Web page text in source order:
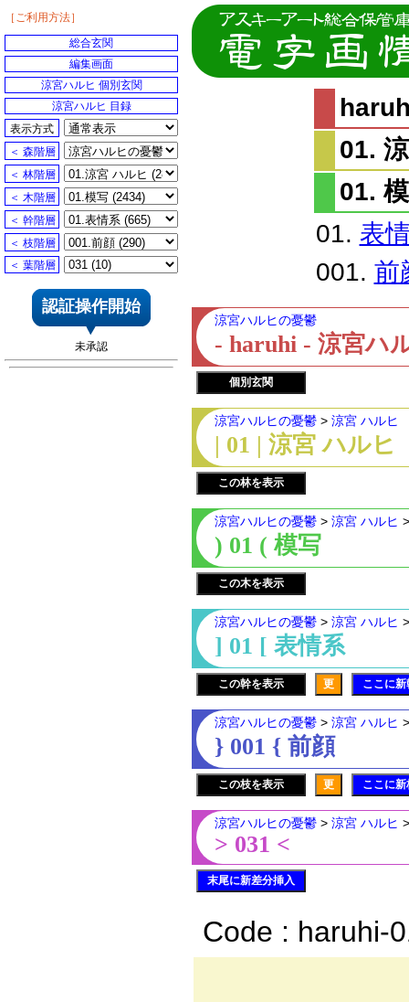
01.
01.
01. 表
001. 前
涼宮ハルヒの憂鬱
- haruhi - 涼宮ハ
個別玄関
涼宮ハルヒの憂鬱 > 涼宮 ハルヒ
| 01 | 涼宮 ハルヒ
この林を表示
涼宮ハルヒの憂鬱 > 涼宮 ハルヒ
) 01 ( 模写
この木を表示
涼宮ハルヒの憂鬱 > 涼宮 ハルヒ
] 01 [ 表情系
この幹を表示 更 ここに
涼宮ハルヒの憂鬱 > 涼宮 ハルヒ
} 001 { 前顔
この枝を表示 更 ここに
涼宮ハルヒの憂鬱 > 涼宮 ハルヒ
> 031 <
末尾に新差分挿入
Code : haruhi-
［ご利用方法］
総合玄関
編集画面
涼宮ハルヒ 個別玄関
涼宮ハルヒ 目録
表示方式
＜ 森階層
＜ 林階層
＜ 木階層
＜ 幹階層
＜ 枝階層
＜ 葉階層
認証操作開始
未承認